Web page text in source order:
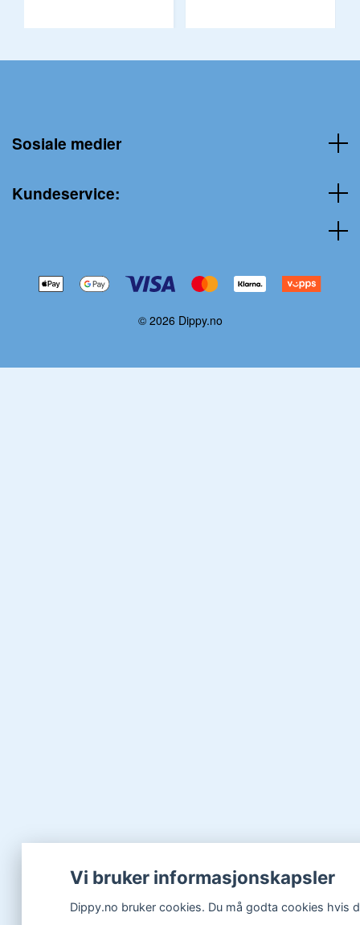
Sosiale medier
Kundeservice:
© 2026 Dippy.no
Vi bruker informasjonskapsler
Dippy.no bruker cookies. Du må godta cookies hvis